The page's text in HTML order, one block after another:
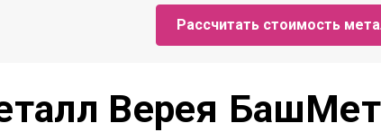
Рассчитать стоимость
Верея